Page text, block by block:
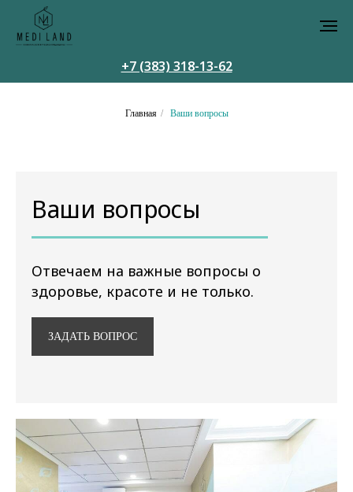
+7 (383) 318-13-62
Главная / Ваши вопросы
Ваши вопросы
Отвечаем на важные вопросы о
здоровье, красоте и не только.
ЗАДАТЬ ВОПРОС